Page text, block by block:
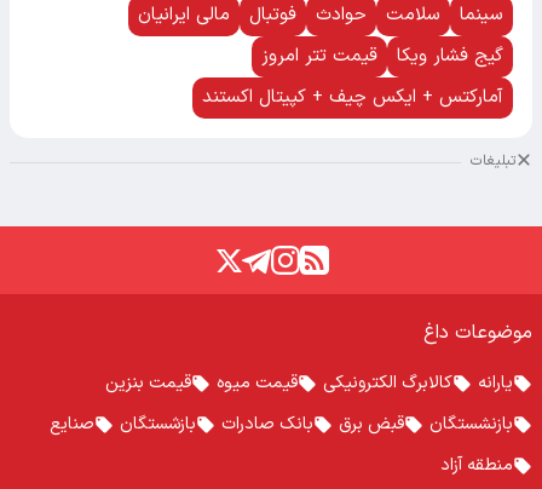
سینما سلامت حوادث فوتبال
مالی ایرانیان
گیج فشار ویکا
قیمت تتر امروز
آمارکتس + ایکس چیف + کپیتال اکستند
تبلیغات
موضوعات داغ
یارانه کالابرگ الکترونیکی قیمت میوه
قیمت بنزین
بازنشستگان
قبض برق بانک صادرات بازشستگان
صنایع
منطقه آزاد